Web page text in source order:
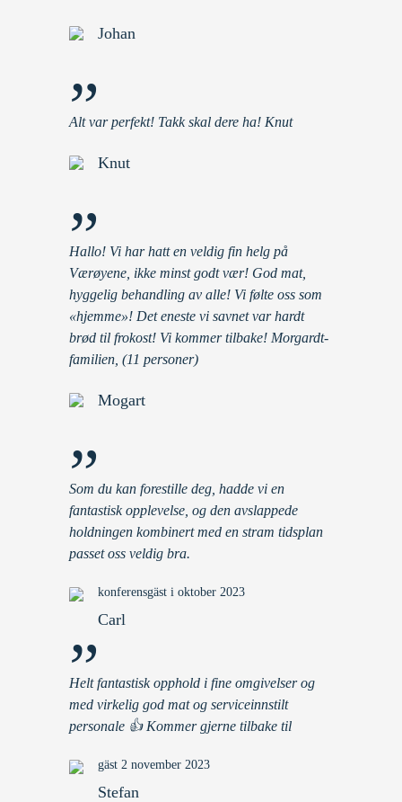
Johan
”
Alt var perfekt! Takk skal dere ha! Knut
Knut
”
Hallo! Vi har hatt en veldig fin helg på
Værøyene, ikke minst godt vær! God mat,
hyggelig behandling av alle! Vi følte oss som
«hjemme»! Det eneste vi savnet var hardt
brød til frokost! Vi kommer tilbake! Morgardt-
familien, (11 personer)
Mogart
”
Som du kan forestille deg, hadde vi en
fantastisk opplevelse, og den avslappede
holdningen kombinert med en stram tidsplan
passet oss veldig bra.
konferensgäst i oktober 2023
Carl
”
Helt fantastisk opphold i fine omgivelser og
med virkelig god mat og serviceinnstilt
personale 👍 Kommer gjerne tilbake til
gäst 2 november 2023
Stefan